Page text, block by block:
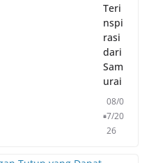
Teri
nspi
rasi
dari
Sam
urai
08/0
7/20
26